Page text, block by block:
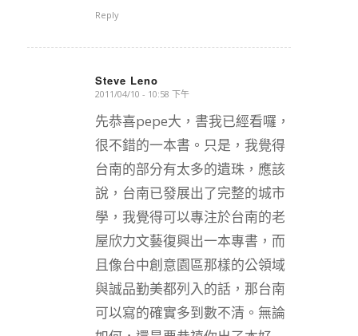
Reply
Steve Leno
says:
2011/04/10 - 10:58 下午
先恭喜pepe大，書我已經看囉，
很不錯的一本書。只是，我覺得
台南的部分有太多的遺珠，應該
說，台南已發展出了完整的城市
學，我覺得可以專注於台南的老
屋欣力文藝復興出一本專書，而
且像台中創意園區那樣的公領域
與誠品勤美都列入的話，那台南
可以寫的確實多到數不清。無論